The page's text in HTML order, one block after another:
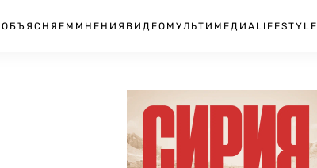
ОБЪЯСНЯЕМ МНЕНИЯ ВИДЕО МУЛЬТИМЕДИА LIFESTYLE